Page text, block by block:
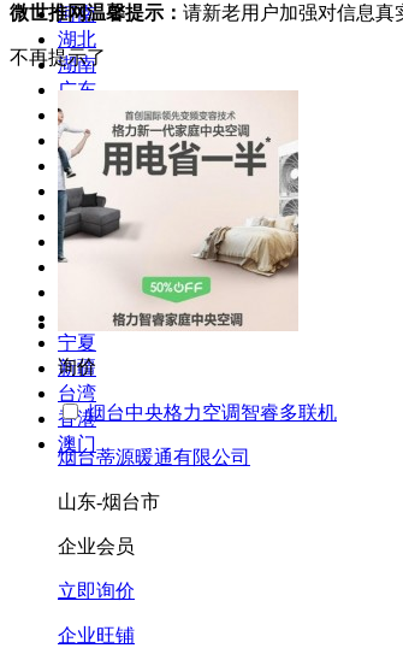
河南
湖北
湖南
广东
广西
海南
四川
贵州
云南
西藏
陕西
宁夏
新疆
台湾
香港
澳门
微世推网温馨提示： 请新老用户加强对信息真
不再提示了
询价
烟台中央格力空调智睿多联机
烟台蒂源暖通有限公司
山东-烟台市
企业会员
立即询价
企业旺铺